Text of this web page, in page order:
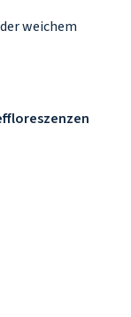
weichem